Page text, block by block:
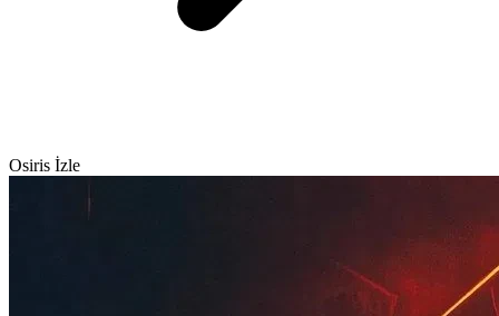
Osiris İzle